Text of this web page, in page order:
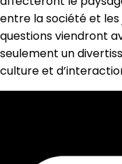
entre la société et les
questions viendront
seulement un
culture et